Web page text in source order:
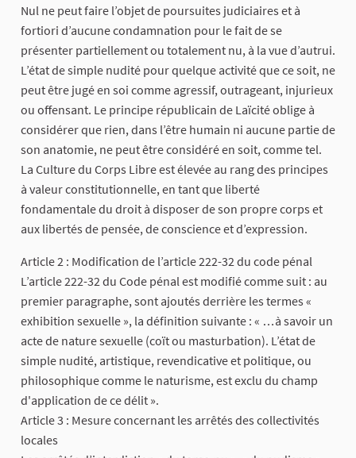
Nul ne peut faire l’objet de poursuites judiciaires et à
fortiori d’aucune condamnation pour le fait de se
présenter partiellement ou totalement nu, à la vue d’autrui.
L’état de simple nudité pour quelque activité que ce soit, ne
peut être jugé en soi comme agressif, outrageant, injurieux
ou offensant. Le principe républicain de Laïcité oblige à
considérer que rien, dans l’être humain ni aucune partie de
son anatomie, ne peut être considéré en soit, comme tel.
La Culture du Corps Libre est élevée au rang des principes
à valeur constitutionnelle, en tant que liberté
fondamentale du droit à disposer de son propre corps et
aux libertés de pensée, de conscience et d’expression.
Article 2 : Modification de l’article 222-32 du code pénal
L’article 222-32 du Code pénal est modifié comme suit : au
premier paragraphe, sont ajoutés derrière les termes «
exhibition sexuelle », la définition suivante : « …à savoir un
acte de nature sexuelle (coït ou masturbation). L’état de
simple nudité, artistique, revendicative et politique, ou
philosophique comme le naturisme, est exclu du champ
d'application de ce délit ».
Article 3 : Mesure concernant les arrêtés des collectivités
locales